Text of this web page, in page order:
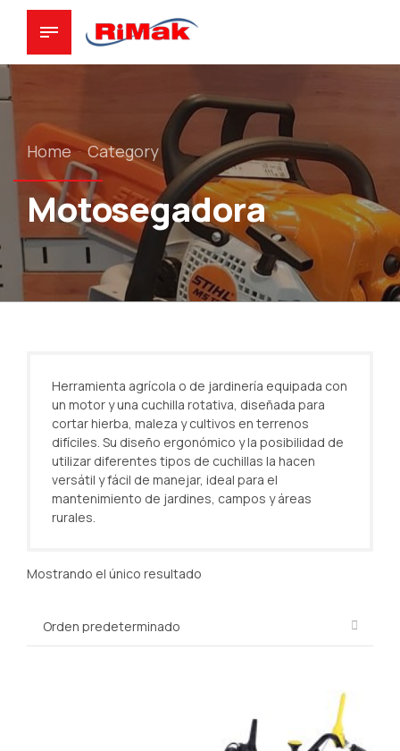
Home Category
Motosegadora
Herramienta agrícola o de jardinería equipada con
un motor y una cuchilla rotativa, diseñada para
cortar hierba, maleza y cultivos en terrenos
difíciles. Su diseño ergonómico y la posibilidad de
utilizar diferentes tipos de cuchillas la hacen
versátil y fácil de manejar, ideal para el
mantenimiento de jardines, campos y áreas
rurales.
Mostrando el único resultado